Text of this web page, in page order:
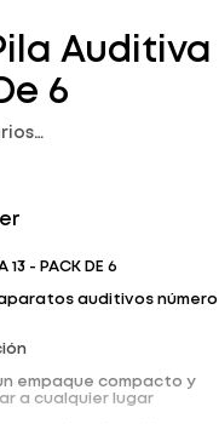
Auditiva
6
13 - PACK DE 6
auditivos número
empaque compacto y
a cualquier lugar